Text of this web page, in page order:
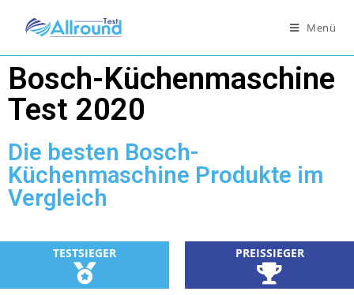
Menü
Bosch-Küchenmaschine
Test 2020
Die besten Bosch-
Küchenmaschine Produkte im
Vergleich
TESTSIEGER PREISSIEGER